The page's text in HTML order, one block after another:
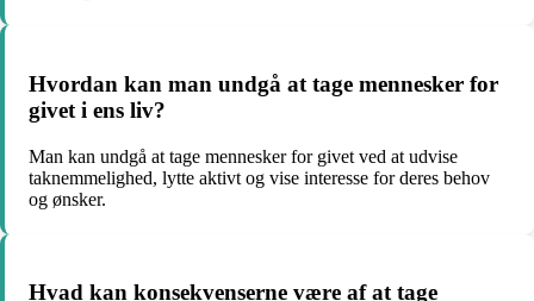
Hvordan kan man undgå at tage mennesker for
givet i ens liv?
Man kan undgå at tage mennesker for givet ved at udvise
taknemmelighed, lytte aktivt og vise interesse for deres behov
og ønsker.
Hvad kan konsekvenserne være af at tage